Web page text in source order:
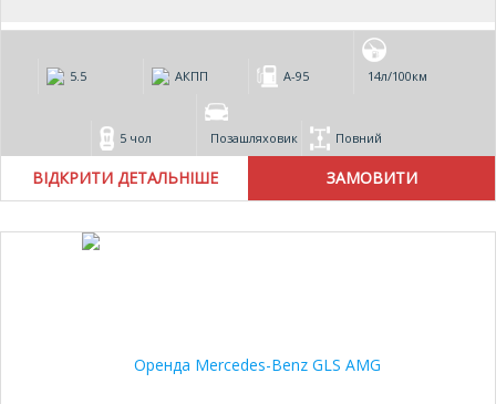
5.5 АКПП А-95 14л/100км
5 чол Позашляховик Повний
ВІДКРИТИ ДЕТАЛЬНІШЕ